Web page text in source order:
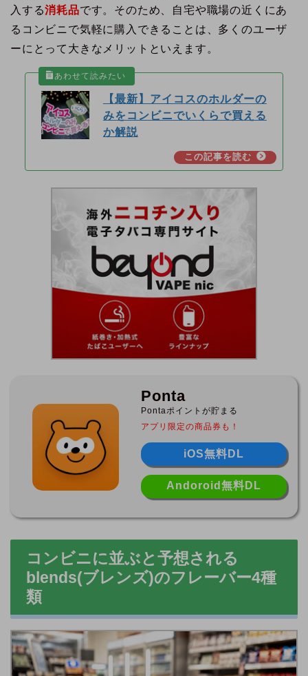
入する消耗品です。そのため、自宅や職場の近くにあ
るコンビニで気軽に購入できることは、多くのユーザ
ーにとって大きなメリットといえます。
【最新】アイコスのホルダーの
みをコンビニでいくらで買える
か解説
Ponta
Pontaポイントが貯まる
アプリ限定の商品券も！
iOS無料DL
Andoroid無料DL
コンビニに並ぶと予想される
blends(ブレンズ)のフレーバー4種
類